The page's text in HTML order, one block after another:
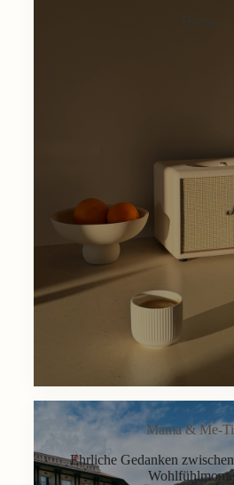
Mama & Me-
Ehrliche Gedanken